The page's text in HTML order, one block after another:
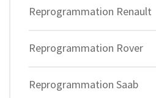
Reprogrammation Renault
Reprogrammation Rover
Reprogrammation Saab